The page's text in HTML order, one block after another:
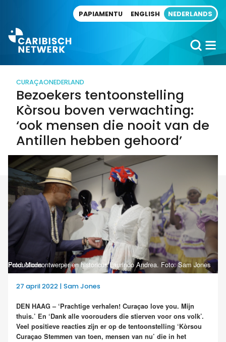
PAPIAMENTU ENGLISH NEDERLANDS
CURAÇAONEDERLAND
Bezoekers tentoonstelling
Kòrsou boven verwachting:
‘ook mensen die nooit van de
Antillen hebben gehoord’
Foto: Modeontwerper en historicus Laurindo Andrea. Foto: Sam Jones Productions
27 april 2022 | Sam Jones
DEN HAAG – ‘Prachtige verhalen! Curaçao love you. Mijn
thuis.’ En ‘Dank alle voorouders die stierven voor ons volk’.
Veel positieve reacties zijn er op de tentoonstelling ‘Kòrsou
Curaçao Stemmen van toen, mensen van nu’ die in het